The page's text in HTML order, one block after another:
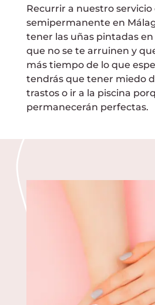
Recurrir a nuestro
semipermanente en
tener las uñas pintadas
que no se te arruinen y
más tiempo de lo que
tendrás que tener miedo
trastos o ir a la piscina
permanecerán perfectas.